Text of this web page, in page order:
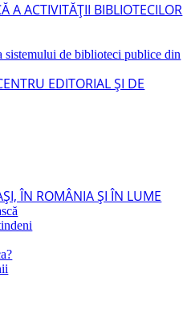
A ACTIVITĂŢII BIBLIOTECILOR
sistemului de biblioteci publice din
EDITORIAL ŞI DE
ÎN ROMÂNIA ŞI ÎN LUME